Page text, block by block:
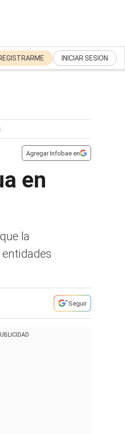
INICIAR SESION
Agregar Infobae en
en
la
Seguir